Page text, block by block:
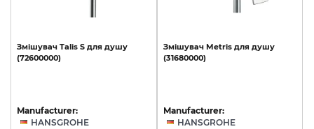
Змішувач Talis S для душу
(72600000)
Manufacturer:
HANSGROHE
Змішувач Metris для душу
(31680000)
Manufacturer:
HANSGROHE